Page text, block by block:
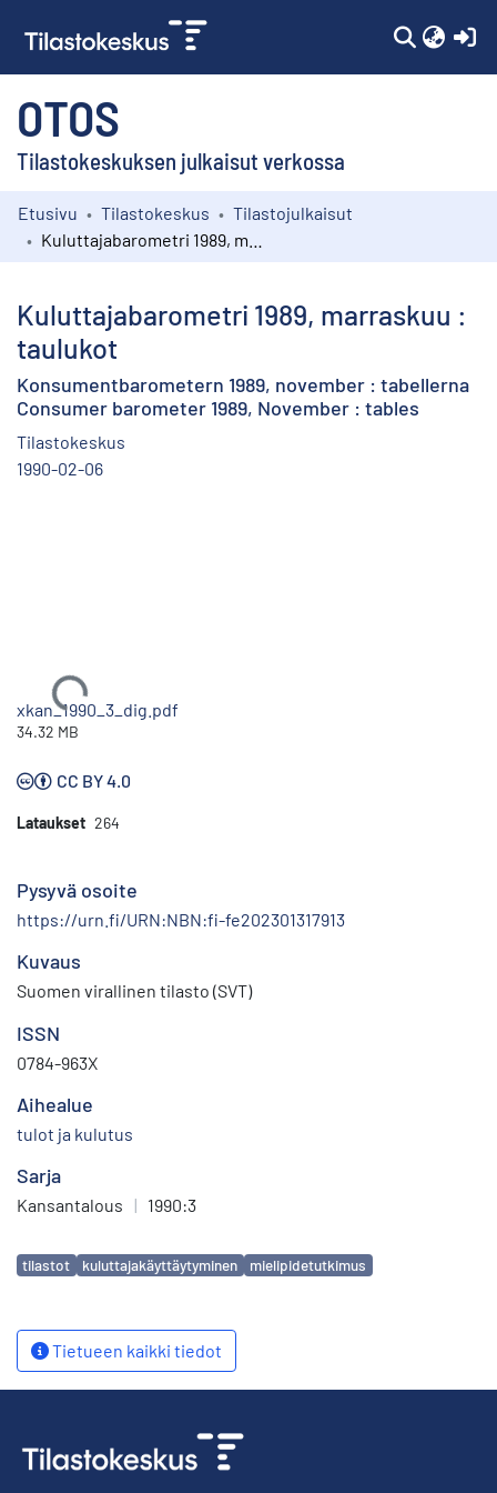
OTOS
Tilastokeskuksen julkaisut verkossa
Kokoelmat
Etusivu Tilastokeskus
Tilastojulkaisut
Kuluttajabarometri 1989, marraskuu :
taulukot
Konsumentbarometern 1989, november : tabellerna
Consumer barometer 1989, November : tables
Tilastokeskus
1990-02-06
Ladataan...
xkan_1990_3_dig.pdf
34.32 MB
CC BY 4.0
Lataukset 264
Pysyvä osoite
https://urn.fi/URN:NBN:fi-fe202301317913
Kuvaus
Suomen virallinen tilasto (SVT)
ISSN
0784-963X
Aihealue
tulot ja kulutus
Sarja
Kansantalous | 1990:3
Avainsanat
tilastot kuluttajakäyttäytyminen mielipidetutkimus
Tietueen kaikki tiedot